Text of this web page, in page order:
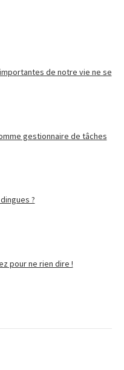
de notre vie ne se
gestionnaire de tâches
?
pour ne rien dire !